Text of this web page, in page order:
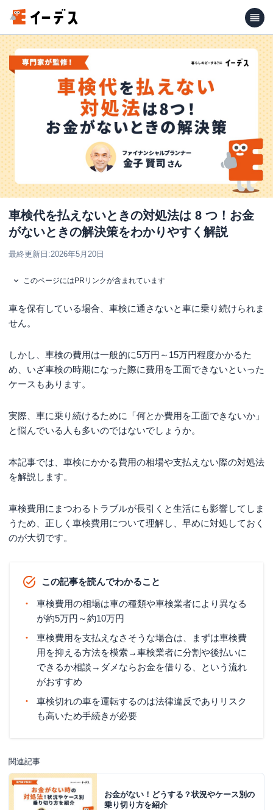
車検代を払えないときの対処法は 8 つ！お金
がないときの解決策をわかりやすく解説
最終更新日:2026年5月20日
このページにはPRリンクが含まれています
車を保有している場合、車検に通さないと車に乗り続けられま
せん。
しかし、車検の費用は一般的に5万円～15万円程度かかるた
め、いざ車検の時期になった際に費用を工面できないといった
ケースもあります。
実際、車に乗り続けるために「何とか費用を工面できないか」
と悩んでいる人も多いのではないでしょうか。
本記事では、車検にかかる費用の相場や支払えない際の対処法
を解説します。
車検費用にまつわるトラブルが長引くと生活にも影響してしま
うため、正しく車検費用について理解し、早めに対処しておく
のが大切です。
この記事を読んでわかること
車検費用の相場は車の種類や車検業者により異なる
が約5万円～約10万円
車検費用を支払えなさそうな場合は、まずは車検費
用を抑える方法を模索→車検業者に分割や後払いに
できるか相談→ダメならお金を借りる、という流れ
がおすすめ
車検切れの車を運転するのは法律違反でありリスク
も高いため手続きが必要
関連記事
お金がない！どうする？状況やケース別の
乗り切り方を紹介